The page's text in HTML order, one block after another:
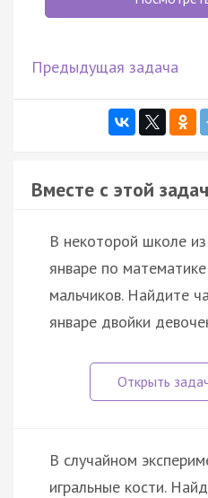
Предыдущая задача
Вместе с этой
В некоторой школе из
январе по
мальчиков. Найдите
январе двойки
В случайном
игральные кости.